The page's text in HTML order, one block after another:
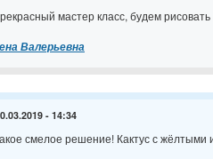
мастер класс, будем
Валерьевна
- 14:34
смелое решение! Кактус с жёлтыми